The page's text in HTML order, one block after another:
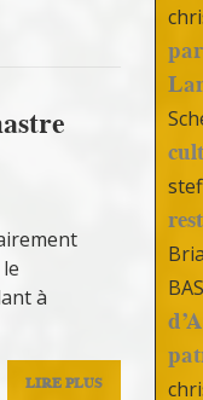
à
LIRE PLUS